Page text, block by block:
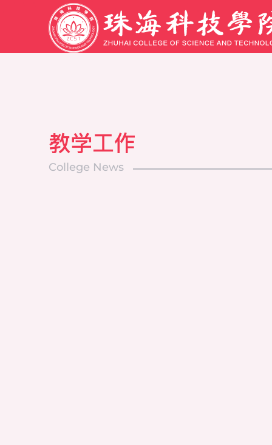
教学工作
College News